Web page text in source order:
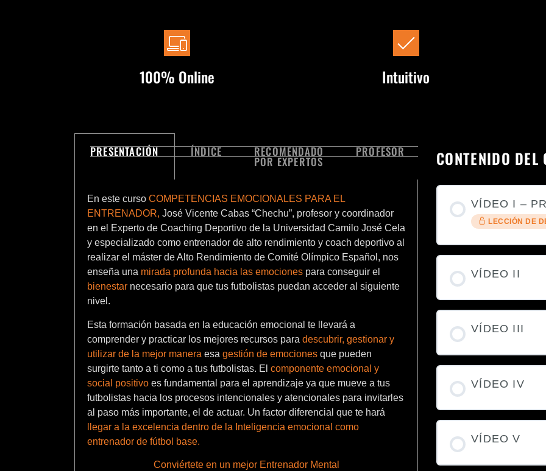
100% Online Intuitivo
PRESENTACIÓN ÍNDICE RECOMENDADO
POR EXPERTOS
PROFESOR
En este curso COMPETENCIAS EMOCIONALES PARA EL
ENTRENADOR, José Vicente Cabas “Chechu”, profesor y coordinador
en el Experto de Coaching Deportivo de la Universidad Camilo José Cela
y especializado como entrenador de alto rendimiento y coach deportivo al
realizar el máster de Alto Rendimiento de Comité Olímpico Español, nos
enseña una mirada profunda hacia las emociones para conseguir el
bienestar necesario para que tus futbolistas puedan acceder al siguiente
nivel.
Esta formación basada en la educación emocional te llevará a
comprender y practicar los mejores recursos para descubrir, gestionar y
utilizar de la mejor manera esa gestión de emociones que pueden
surgirte tanto a ti como a tus futbolistas. El componente emocional y
social positivo es fundamental para el aprendizaje ya que mueve a tus
futbolistas hacia los procesos intencionales y atencionales para invitarles
al paso más importante, el de actuar. Un factor diferencial que te hará
llegar a la excelencia dentro de la Inteligencia emocional como
entrenador de fútbol base.
Conviértete en un mejor Entrenador Mental
CONTENIDO DEL
VÍDEO I –
LECCIÓN DE
VÍDEO II
VÍDEO III
VÍDEO IV
VÍDEO V